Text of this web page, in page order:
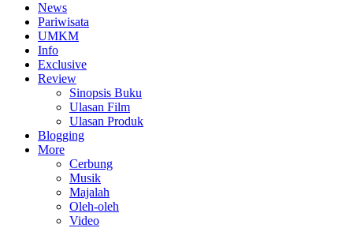
News
Pariwisata
UMKM
Info
Exclusive
Review
Sinopsis Buku
Ulasan Film
Ulasan Produk
Blogging
More
Cerbung
Musik
Majalah
Oleh-oleh
Video